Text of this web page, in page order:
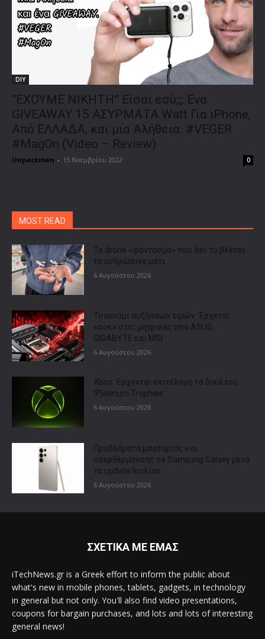
DIY
“ΕΧΟΥΜΕ ΝΙΚΗΤΗ” Είσαι εσύ;;; Ένα
GIVEAWAY 15 ΑΣΥΡΜΑΤΑ Watt Για iPhone,
Από ΕΛΛΑΔΑ, και μια Αλήθεια. #VEGER
#MagOn (Video – Review)
Unpackman - 15 Νοεμβρίου 2022 0
MOST READ
Το drone «φάντασμα» που δεν το βλέπει
το ανθρώπινο μάτι
6 Αυγούστου 2026
Τσουνάμι αυξήσεων τιμών: Έρχεται
«σοκ» στις μητρικές από ASUS,
GIGABYTE και MSI
6 Αυγούστου 2026
Xbox: Έρχονται επιτέλους τα δικά του
‘Platinum Trophies’
6 Αυγούστου 2026
Προβλήματα μπαταρίας και
υπερθέρμανσης σε Samsung Galaxy μετά
το update Ιουλίου
6 Αυγούστου 2026
ΣΧΕΤΙΚΑ ΜΕ ΕΜΑΣ
iTechNews.gr is a Greek effort to inform the public about
what's new in mobile phones, tablets, gadgets, in technology
in general but not only. You'll also find video presentations,
coupons for bargain purchases, and lots and lots of interesting
general news!